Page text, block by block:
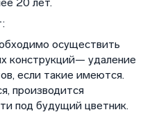
осуществить
конструкций— удаление
если такие имеются.
производится
под будущий цветник.